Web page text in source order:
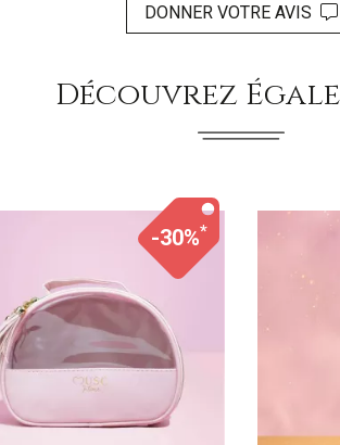
DONNER VOTRE AVIS
Découvrez
-30%*